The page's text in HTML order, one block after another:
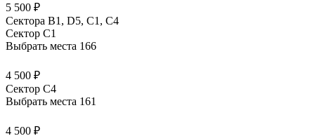
5 500 ₽
Сектора В1, D5, С1, С4
Сектор C1
Выбрать места 166
4 500 ₽
Сектор C4
Выбрать места 161
4 500 ₽